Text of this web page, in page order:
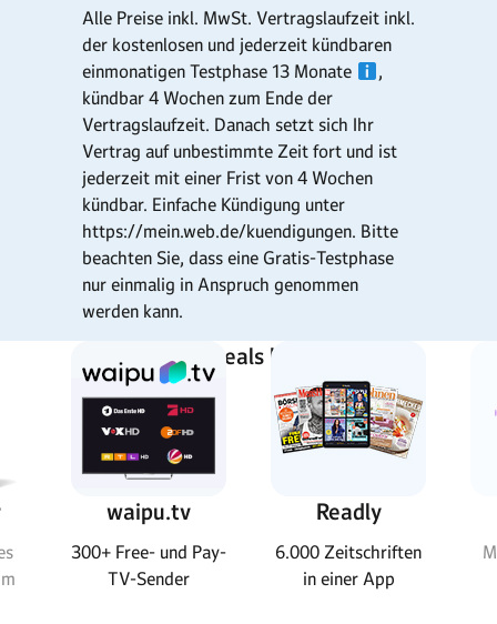
Alle Preise inkl. MwSt. Vertragslaufzeit inkl.
der kostenlosen und jederzeit kündbaren
einmonatigen Testphase 13 Monate
,
kündbar 4 Wochen zum Ende der
Vertragslaufzeit. Danach setzt sich Ihr
Vertrag auf unbestimmte Zeit fort und ist
jederzeit mit einer Frist von 4 Wochen
kündbar. Einfache Kündigung unter
https://mein.web.de/kuendigungen. Bitte
beachten Sie, dass eine Gratis-Testphase
nur einmalig in Anspruch genommen
werden kann.
Weitere Top-Deals bei WEB.DE:
waipu.tv
300+ Free- und Pay-
TV-Sender
Readly
6.000 Zeitschriften
in einer App